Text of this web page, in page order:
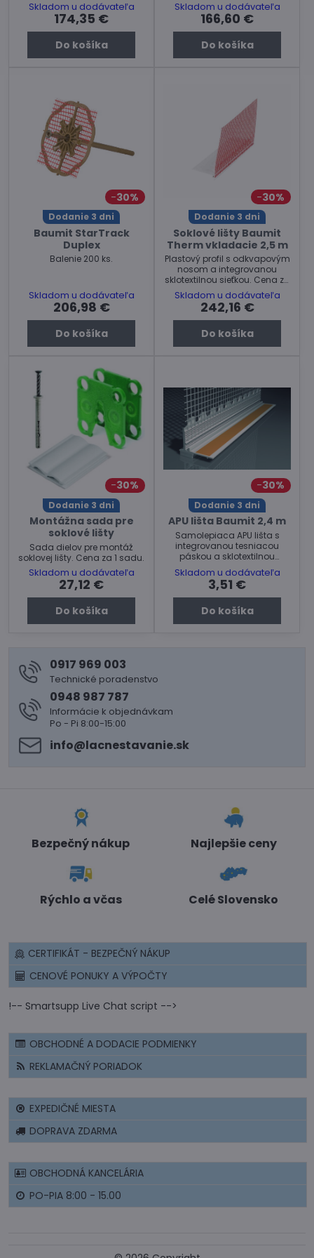
Skladom u dodávateľa
174,35 €
Do košíka
Skladom u dodávateľa
166,60 €
Do košíka
30%
Dodanie 3 dni
Baumit StarTrack
Duplex
Balenie 200 ks.
Skladom u dodávateľa
206,98 €
Do košíka
30%
Dodanie 3 dni
Soklové lišty Baumit
Therm vkladacie 2,5 m
Plastový profil s odkvapovým
nosom a integrovanou
sklotextilnou sieťkou. Cena za
balenie 25 ks.
Skladom u dodávateľa
242,16 €
Do košíka
30%
Dodanie 3 dni
Montážna sada pre
soklové lišty
Sada dielov pre montáž
soklovej lišty. Cena za 1 sadu.
Skladom u dodávateľa
27,12 €
Do košíka
30%
Dodanie 3 dni
APU lišta Baumit 2,4 m
Samolepiaca APU lišta s
integrovanou tesniacou
páskou a sklotextilnou
mriežkou. Cena za kus 2,4 m.
Skladom u dodávateľa
3,51 €
Do košíka
0917 969 003
Technické poradenstvo
0948 987 787
Informácie k objednávkam
Po - Pi 8:00-15:00
info​@lacnestavanie​.sk
Bezpečný nákup Najlepšie ceny
Rýchlo a včas Celé Slovensko
CERTIFIKÁT - BEZPEČNÝ NÁKUP
CENOVÉ PONUKY A VÝPOČTY
!-- Smartsupp Live Chat script -->
OBCHODNÉ A DODACIE PODMIENKY
REKLAMAČNÝ PORIADOK
EXPEDIČNÉ MIESTA
DOPRAVA ZDARMA
OBCHODNÁ KANCELÁRIA
PO-PIA 8:00 - 15.00